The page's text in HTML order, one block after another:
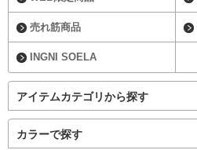
売れ筋商品
INGNI SOELA
アイテムカテゴリから探す
カラーで探す